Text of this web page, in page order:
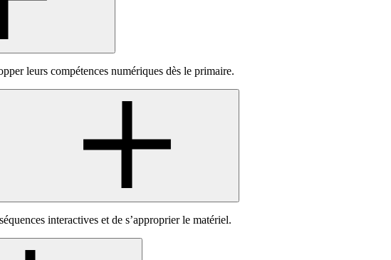
leurs compétences numériques dès le primaire.
interactives et de s’approprier le matériel.